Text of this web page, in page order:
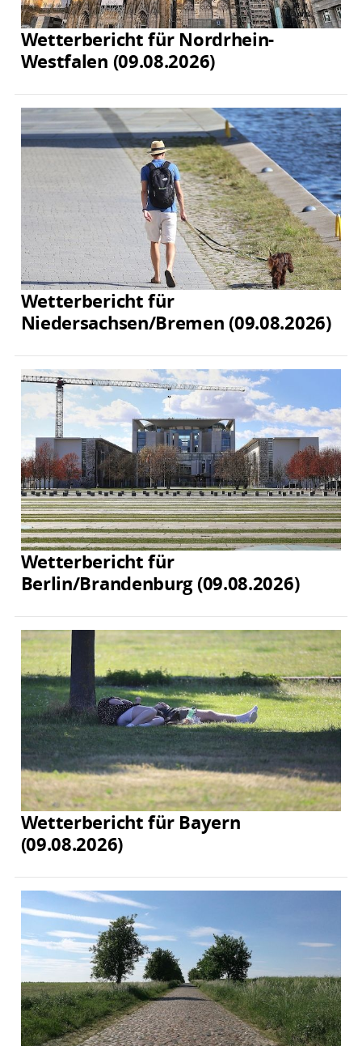
Wetterbericht für Nordrhein-
Westfalen (09.08.2026)
Wetterbericht für
Niedersachsen/Bremen (09.08.2026)
Wetterbericht für
Berlin/Brandenburg (09.08.2026)
Wetterbericht für Bayern
(09.08.2026)